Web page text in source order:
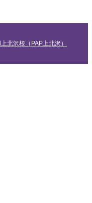
北沢校（PAP上北沢）